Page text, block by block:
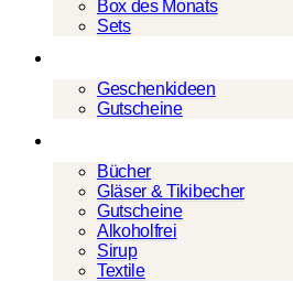
Box des Monats
Sets
Geschenkideen
Gutscheine
Bücher
Gläser & Tikibecher
Gutscheine
Alkoholfrei
Sirup
Textile